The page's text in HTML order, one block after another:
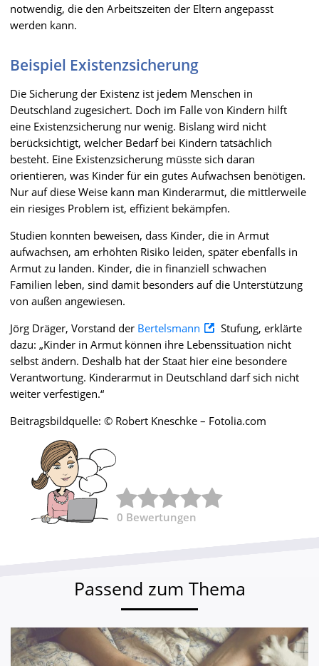
notwendig, die den Arbeitszeiten der Eltern angepasst
werden kann.
Beispiel Existenzsicherung
Die Sicherung der Existenz ist jedem Menschen in
Deutschland zugesichert. Doch im Falle von Kindern hilft
eine Existenzsicherung nur wenig. Bislang wird nicht
berücksichtigt, welcher Bedarf bei Kindern tatsächlich
besteht. Eine Existenzsicherung müsste sich daran
orientieren, was Kinder für ein gutes Aufwachsen benötigen.
Nur auf diese Weise kann man Kinderarmut, die mittlerweile
ein riesiges Problem ist, effizient bekämpfen.
Studien konnten beweisen, dass Kinder, die in Armut
aufwachsen, am erhöhten Risiko leiden, später ebenfalls in
Armut zu landen. Kinder, die in finanziell schwachen
Familien leben, sind damit besonders auf die Unterstützung
von außen angewiesen.
Jörg Dräger, Vorstand der Bertelsmann
Stufung, erklärte
dazu: „Kinder in Armut können ihre Lebenssituation nicht
selbst ändern. Deshalb hat der Staat hier eine besondere
Verantwortung. Kinderarmut in Deutschland darf sich nicht
weiter verfestigen.“
Beitragsbildquelle: © Robert Kneschke – Fotolia.com
0 Bewertungen
Passend zum Thema